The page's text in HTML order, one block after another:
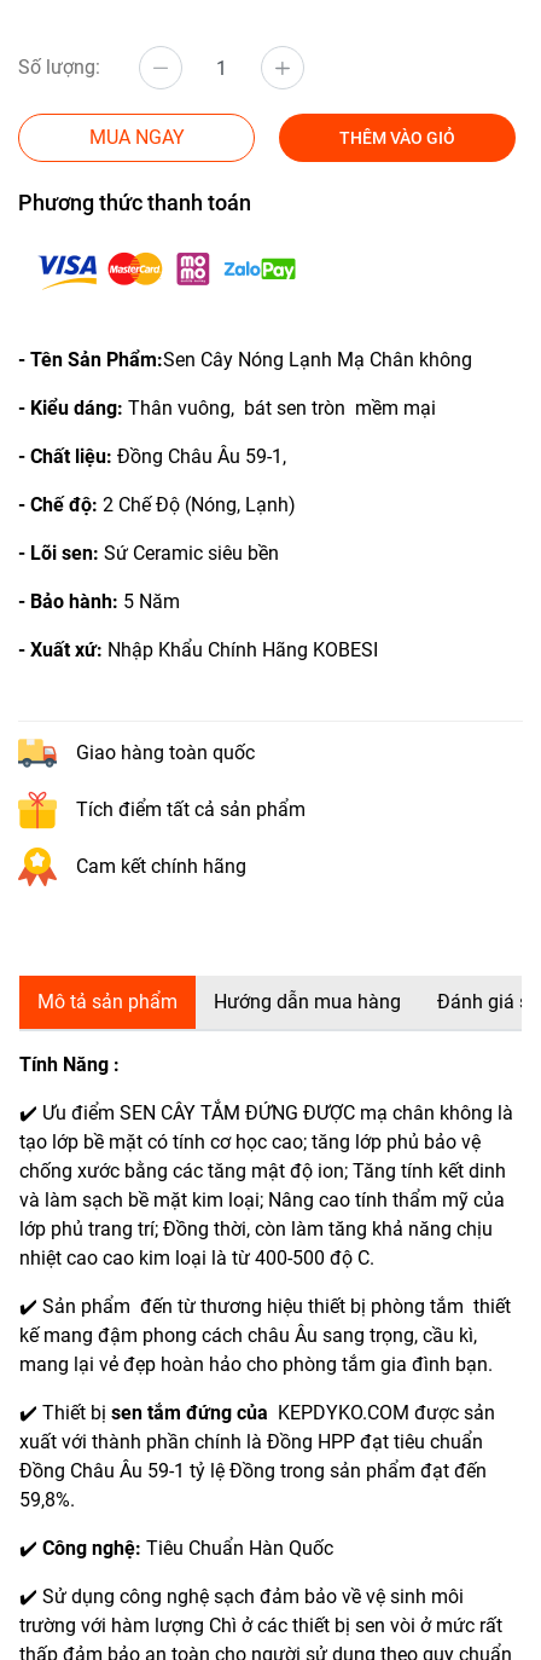
Số lượng:
MUA NGAY THÊM VÀO GIỎ
Phương thức thanh toán
- Tên Sản Phẩm:Sen Cây Nóng Lạnh Mạ Chân không
- Kiểu dáng: Thân vuông, bát sen tròn mềm mại
- Chất liệu: Đồng Châu Âu 59-1,
- Chế độ: 2 Chế Độ (Nóng, Lạnh)
- Lõi sen: Sứ Ceramic siêu bền
- Bảo hành: 5 Năm
- Xuất xứ: Nhập Khẩu Chính Hãng KOBESI
Giao hàng toàn quốc
Tích điểm tất cả sản phẩm
Cam kết chính hãng
Mô tả sản phẩm Hướng dẫn mua hàng Đánh giá
Tính Năng :
✔️ Ưu điểm SEN CÂY TẮM ĐỨNG ĐƯỢC mạ chân không là
tạo lớp bề mặt có tính cơ học cao; tăng lớp phủ bảo vệ
chống xước bằng các tăng mật độ ion; Tăng tính kết dinh
và làm sạch bề mặt kim loại; Nâng cao tính thẩm mỹ của
lớp phủ trang trí; Đồng thời, còn làm tăng khả năng chịu
nhiệt cao cao kim loại là từ 400-500 độ C.
✔️ Sản phẩm đến từ thương hiệu thiết bị phòng tắm thiết
kế mang đậm phong cách châu Âu sang trọng, cầu kì,
mang lại vẻ đẹp hoàn hảo cho phòng tắm gia đình bạn.
✔️ Thiết bị sen tắm đứng của KEPDYKO.COM được sản
xuất với thành phần chính là Đồng HPP đạt tiêu chuẩn
Đồng Châu Âu 59-1 tỷ lệ Đồng trong sản phẩm đạt đến
59,8%.
✔️ Công nghệ: Tiêu Chuẩn Hàn Quốc
✔️ Sử dụng công nghệ sạch đảm bảo về vệ sinh môi
trường với hàm lượng Chì ở các thiết bị sen vòi ở mức rất
thấp đảm bảo an toàn cho người sử dụng theo quy chuẩn